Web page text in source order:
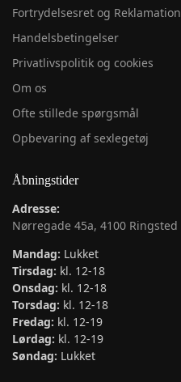
Fortrydelsesret og Reklamation
Handelsbetingelser
Privatlivspolitik og cookies
Om os
Ofte stillede spørgsmål
Opbevaring af sexlegetøj
Åbningstider
Adresse:
Nørregade 45a, 4100 Ringsted
Mandag: Lukket
Tirsdag: kl. 12-18
Onsdag: kl. 12-18
Torsdag: kl. 12-18
Fredag: kl. 12-19
Lørdag: kl. 12-19
Søndag: Lukket